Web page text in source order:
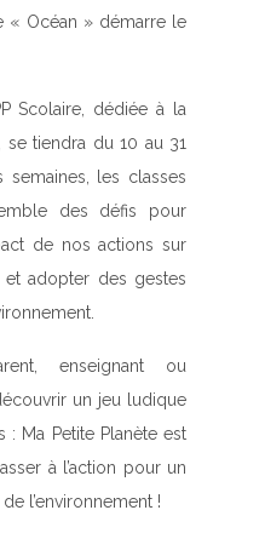
« Océan » démarre le
Scolaire, dédiée à la
se tiendra du 10 au 31
semaines, les classes
des défis pour
de nos actions sur
adopter des gestes
enseignant ou
un jeu ludique
: Ma Petite Planète est
à l’action pour un
l’environnement !